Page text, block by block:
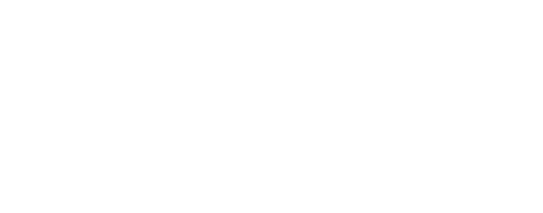
Link, öffnet neues Fenster)
(externer Link, öffnet neues Fenster)